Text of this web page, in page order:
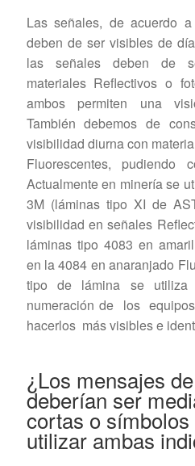
Las señales, de acuerdo
deben de ser visibles de
las señales deben de
materiales Reflectivos o
ambos permiten una
También debemos de
visibilidad diurna con
Fluorescentes, pudiendo
Actualmente en minería se
3M (láminas tipo XI de
visibilidad en señales
láminas tipo 4083 en
en la 4084 en anaranjado
tipo de lámina se
numeración de los
hacerlos más visibles e
¿Los mensajes
deberían ser
cortas o
utilizar ambas